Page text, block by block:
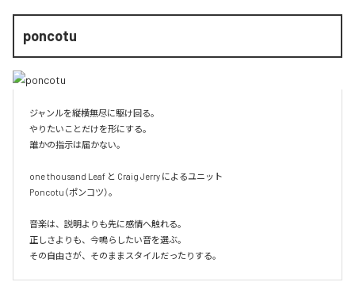
poncotu
ジャンルを縦横無尽に駆け回る。
やりたいことだけを形にする。
誰かの指示は届かない。
one thousand Leaf と Craig Jerry によるユニット
Poncotu（ポンコツ）。
音楽は、説明よりも先に感情へ触れる。
正しさよりも、今鳴らしたい音を選ぶ。
その自由さが、そのままスタイルだったりする。